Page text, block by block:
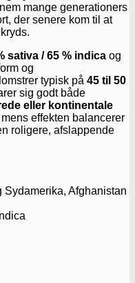
mange generationers
der senere kom til at
sativa / 65 % indica og
og
typisk på 45 til 50
sig godt både
eller kontinentale
effekten balancerer
roligere, afslappende
Afghanistan